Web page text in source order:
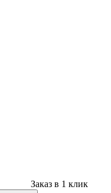
Заказ в 1 клик